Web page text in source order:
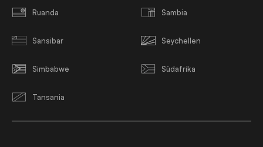
Ruanda Sambia
Sansibar Seychellen
Simbabwe Südafrika
Tansania